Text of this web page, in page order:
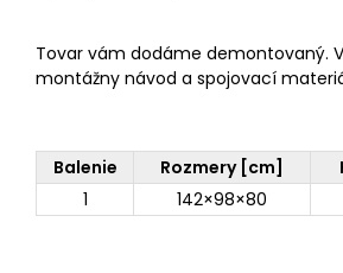
Tovar vám dodáme demontovaný.
montážny návod a spojovací
Balenie Rozmery [cm]
1
142×98×80